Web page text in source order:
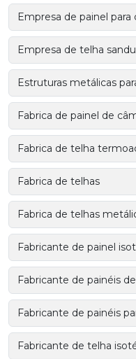
Empresa de painel
Empresa de telha
Estruturas metálicas
Fabrica de painel de
Fabrica de telha
Fabrica de telhas
Fabrica de telhas
Fabricante de painel
Fabricante de painéis
Fabricante de painéis
Fabricante de telha